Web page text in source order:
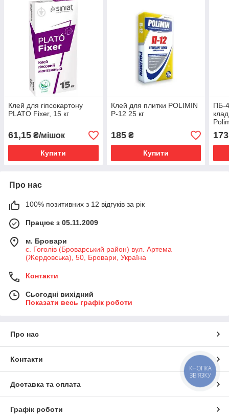
Клей для гіпсокартону
PLATO Fixer, 15 кг
61,15 ₴/мішок
Купити
Клей для плитки POLIMIN
P-12 25 кг
185₴
Купити
ПБ-
173
Про нас
100% позитивних з 12 відгуків за рік
Працює з 05.11.2009
м. Бровари
с. Гоголів (Броварський район) вул. Артема
(Жердовська), 50, Бровари, Україна
Контакти
Сьогодні вихідний
Показати весь графік роботи
Про нас
Контакти
Доставка та оплата
Графік роботи
КНОПКА
ЗВ'ЯЗКУ